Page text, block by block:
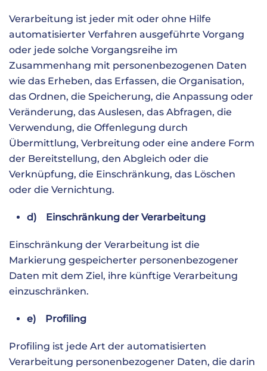
Verarbeitung ist jeder mit oder ohne Hilfe
automatisierter Verfahren ausgeführte Vorgang
oder jede solche Vorgangsreihe im
Zusammenhang mit personenbezogenen Daten
wie das Erheben, das Erfassen, die Organisation,
das Ordnen, die Speicherung, die Anpassung oder
Veränderung, das Auslesen, das Abfragen, die
Verwendung, die Offenlegung durch
Übermittlung, Verbreitung oder eine andere Form
der Bereitstellung, den Abgleich oder die
Verknüpfung, die Einschränkung, das Löschen
oder die Vernichtung.
d) Einschränkung der Verarbeitung
Einschränkung der Verarbeitung ist die
Markierung gespeicherter personenbezogener
Daten mit dem Ziel, ihre künftige Verarbeitung
einzuschränken.
e) Profiling
Profiling ist jede Art der automatisierten
Verarbeitung personenbezogener Daten, die darin